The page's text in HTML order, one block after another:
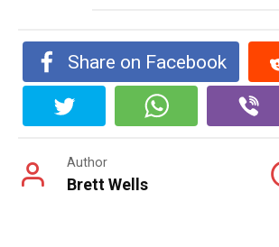
Share on Facebook
Author
Brett Wells